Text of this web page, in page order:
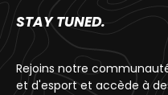
STAY TUNED.
Rejoins notre
et d'esport et accède à